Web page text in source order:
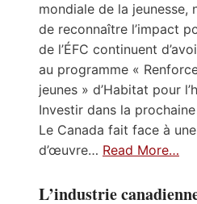
mondiale de la jeunesse,
de reconnaître l’impact
de l’ÉFC continuent
au programme «
jeunes » d’Habitat pour
Investir dans la
Le Canada fait face à
d’œuvre… Read More…
L’industrie